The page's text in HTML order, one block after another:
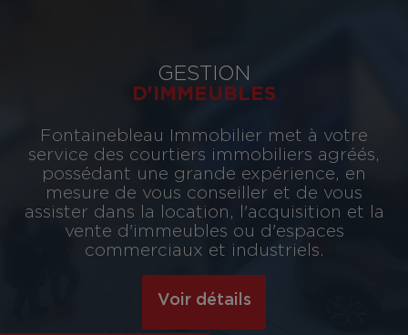
GESTION
D'IMMEUBLES
Fontainebleau Immobilier met à votre
service des courtiers immobiliers agréés,
possédant une grande expérience, en
mesure de vous conseiller et de vous
assister dans la location, l'acquisition et la
vente d'immeubles ou d'espaces
commerciaux et industriels.
Voir détails